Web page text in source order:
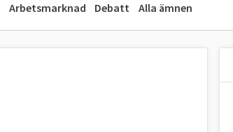
Arbetsmarknad Debatt Alla ämnen